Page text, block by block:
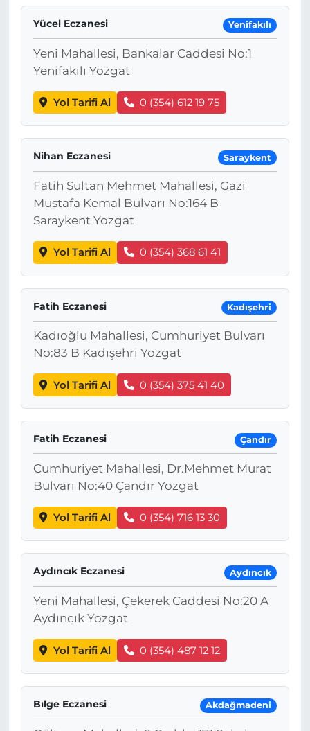
Yücel Eczanesi Yenifakılı
Yeni Mahallesi, Bankalar Caddesi No:1
Yenifakılı Yozgat
Yol Tarifi Al 0 (354) 612 19 75
Nihan Eczanesi Saraykent
Fatih Sultan Mehmet Mahallesi, Gazi
Mustafa Kemal Bulvarı No:164 B
Saraykent Yozgat
Yol Tarifi Al 0 (354) 368 61 41
Fatih Eczanesi Kadışehri
Kadıoğlu Mahallesi, Cumhuriyet Bulvarı
No:83 B Kadışehri Yozgat
Yol Tarifi Al 0 (354) 375 41 40
Fatih Eczanesi Çandır
Cumhuriyet Mahallesi, Dr.Mehmet Murat
Bulvarı No:40 Çandır Yozgat
Yol Tarifi Al 0 (354) 716 13 30
Aydıncık Eczanesi Aydıncık
Yeni Mahallesi, Çekerek Caddesi No:20 A
Aydıncık Yozgat
Yol Tarifi Al 0 (354) 487 12 12
Bılge Eczanesi Akdağmadeni